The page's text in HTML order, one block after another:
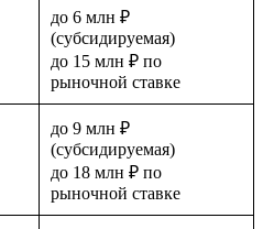
до 6 млн ₽
(субсидируемая)
до 15 млн ₽ по
рыночной ставке
до 9 млн ₽
(субсидируемая)
до 18 млн ₽ по
рыночной ставке